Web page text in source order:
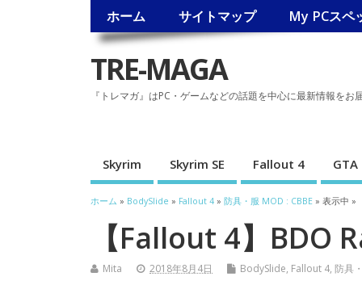
ホーム サイトマップ My PCスペ
TRE-MAGA
『トレマガ』はPC・ゲームなどの話題を中心に最新情報をお
Skyrim Skyrim SE Fallout 4 GTA
ホーム » BodySlide » Fallout 4 » 防具・服 MOD : CBBE » 表示中 »
【Fallout 4】BDO
Mita 2018年8月4日 BodySlide, Fallout 4, 防具